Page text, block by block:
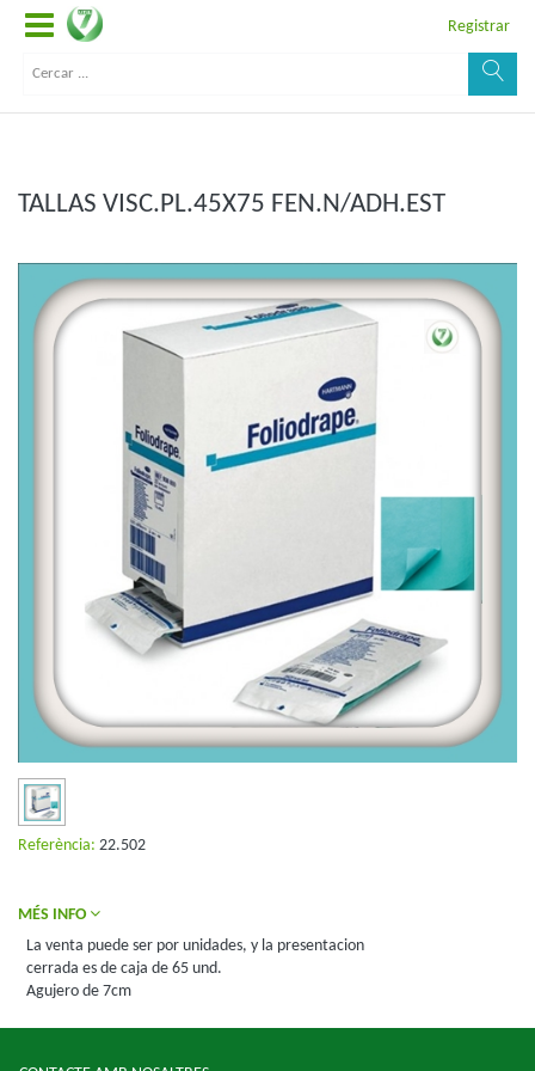
Registrar
TALLAS VISC.PL.45X75 FEN.N/ADH.EST
Referència: 22.502
MÉS INFO
La venta puede ser por unidades, y la presentacion
cerrada es de caja de 65 und.
Agujero de 7cm